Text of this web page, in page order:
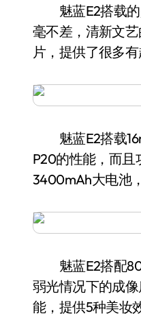
魅蓝E2搭载的是
毫不差，清新文
片，提供了很多
魅蓝E2搭载
P20的性能，而且
3400mAh大电池
魅蓝E2搭配800
弱光情况下的成
能，提供5种美妆